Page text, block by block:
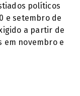
políticos
e setembro de
a partir de
em novembro e